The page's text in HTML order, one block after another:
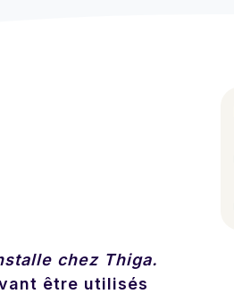
chez Thiga.
être utilisés